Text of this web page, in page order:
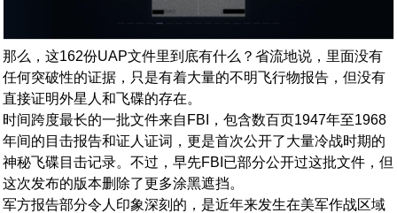
那么，这162份UAP文件里到底有什么？省流地说，里面没有
任何突破性的证据，只是有着大量的不明飞行物报告，但没有
直接证明外星人和飞碟的存在。
时间跨度最长的一批文件来自FBI，包含数百页1947年至1968
年间的目击报告和证人证词，更是首次公开了大量冷战时期的
神秘飞碟目击记录。不过，早先FBI已部分公开过这批文件，但
这次发布的版本删除了更多涂黑遮挡。
军方报告部分令人印象深刻的，是近年来发生在美军作战区域